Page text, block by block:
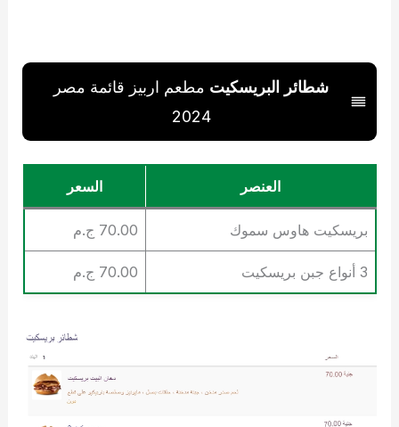
شطائر البريسكيت مطعم اربيز قائمة مصر
2024
العنصر السعر
بريسكيت هاوس سموك 70.00 ج.م
3 أنواع جبن بريسكيت 70.00 ج.م